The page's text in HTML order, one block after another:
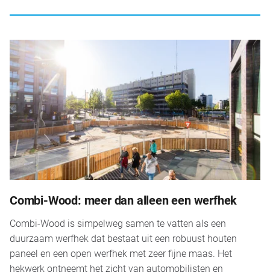
Combi-Wood: meer dan alleen een werfhek
Combi-Wood is simpelweg samen te vatten als een
duurzaam werfhek dat bestaat uit een robuust houten
paneel en een open werfhek met zeer fijne maas. Het
hekwerk ontneemt het zicht van automobilisten en